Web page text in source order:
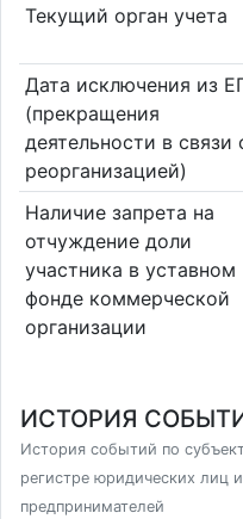
Текущий орган учета
Дата исключения из
(прекращения
деятельности в связи
реорганизацией)
Наличие запрета на
отчуждение доли
участника в уставном
фонде коммерческой
организации
ИСТОРИЯ
История событий по
регистре юридических лиц
предпринимателей